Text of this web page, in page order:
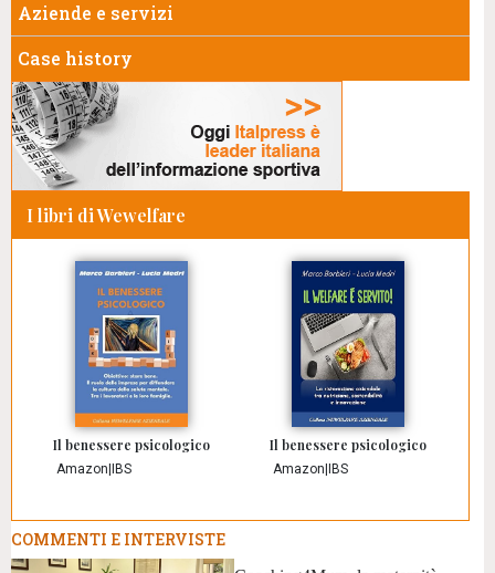
Aziende e servizi
Case history
I libri di Wewelfare
Il benessere psicologico
Amazon IBS
Il benessere psicologico
Amazon IBS
COMMENTI E INTERVISTE